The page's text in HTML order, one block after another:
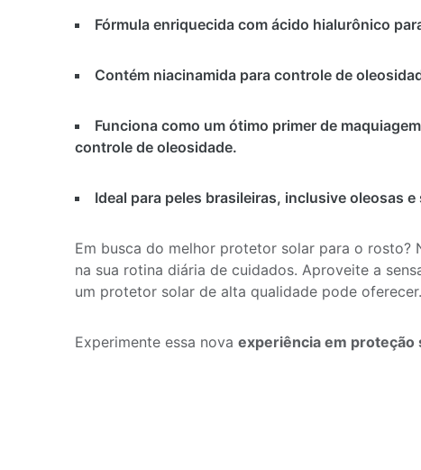
Fórmula enriquecida com ácido hialurônico
Contém niacinamida para controle de
Funciona como um ótimo primer de
controle de oleosidade.
Ideal para peles brasileiras, inclusive oleosas e
Em busca do melhor protetor solar para o rosto?
na sua rotina diária de cuidados. Aproveite a
um protetor solar de alta qualidade pode oferecer.
Experimente essa nova experiência em proteção